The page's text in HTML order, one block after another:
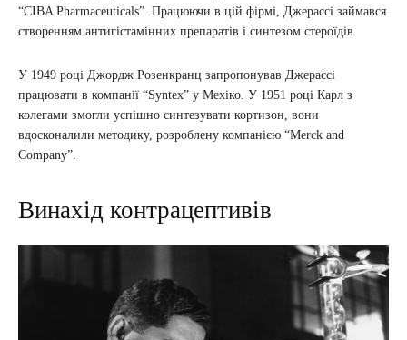
“CIBA Pharmaceuticals”. Працюючи в цій фірмі, Джерассі займався
створенням антигістамінних препаратів і синтезом стероїдів.
У 1949 році Джордж Розенкранц запропонував Джерассі
працювати в компанії “Syntex” у Мехіко. У 1951 році Карл з
колегами змогли успішно синтезувати кортизон, вони
вдосконалили методику, розроблену компанією “Merck and
Company”.
Винахід контрацептивів